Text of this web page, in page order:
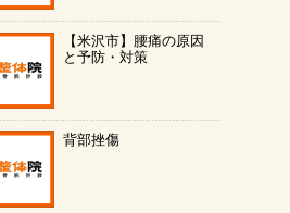
【米沢市】腰痛の原因
と予防・対策
背部挫傷